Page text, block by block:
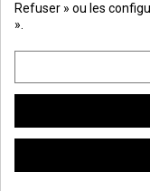
clic aquí para mostrar el
Refuser » ou les
».
9.6